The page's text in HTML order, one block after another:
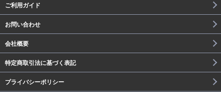
ご利用ガイド
お問い合わせ
会社概要
特定商取引法に基づく表記
プライバシーポリシー